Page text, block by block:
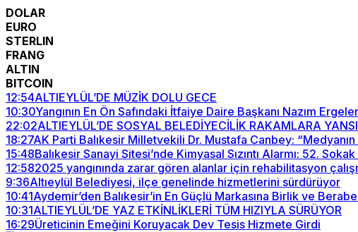
DOLAR
EURO
STERLIN
FRANG
ALTIN
BITCOIN
12:54ALTIEYLÜL’DE MÜZİK DOLU GECE
10:30Yangının En Ön Safındaki İtfaiye Daire Başkanı Nazım
22:02ALTIEYLÜL’DE SOSYAL BELEDİYECİLİK RAKAMLARA
18:27AK Parti Balıkesir Milletvekili Dr. Mustafa Canbey:
15:48Balıkesir Sanayi Sitesi’nde Kimyasal Sızıntı Alarmı: 52.
12:582025 yangınında zarar gören alanlar için rehabilitasyon
9:36Altıeylül Belediyesi, ilçe genelinde hizmetlerini sürdürüyor
10:41Aydemir’den Balıkesir’in En Güçlü Markasına Birlik ve
10:31ALTIEYLÜL’DE YAZ ETKİNLİKLERİ TÜM HIZIYLA SÜRÜYOR
16:29Üreticinin Emeğini Koruyacak Dev Tesis Hizmete Girdi